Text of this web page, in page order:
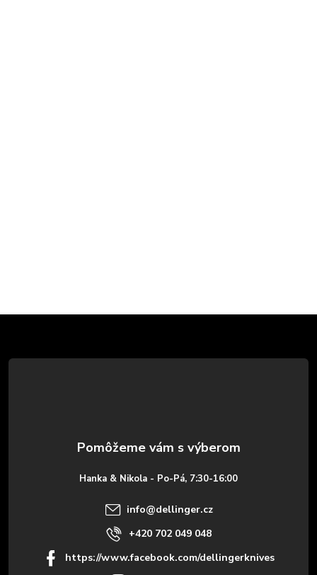
á
Hanka & Nikola - Po-Pá, 7:30-16:00
info@dellinger.cz
+420 702 049 048
https://www.facebook.com/dellingerknives